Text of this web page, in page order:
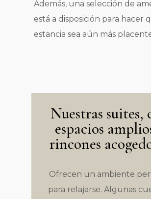
Además, una selección de
está a disposición para hacer
estancia sea aún más
Nuestras suites,
espacios
rincones
Ofrecen un ambiente
para relajarse. Algunas